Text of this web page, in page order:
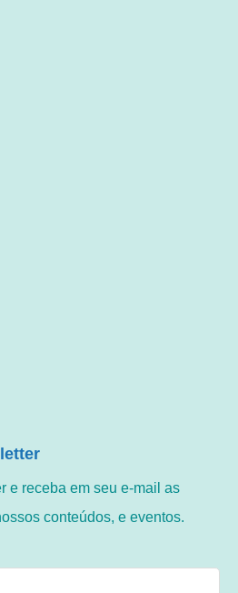
e receba em seu e-mail as
conteúdos, e eventos.